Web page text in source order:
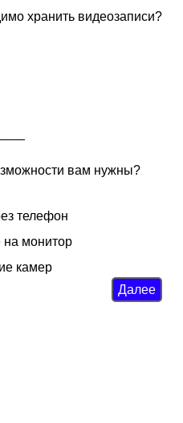
хранить видеозаписи?
вам нужны?
телефон
на монитор
камер
Далее